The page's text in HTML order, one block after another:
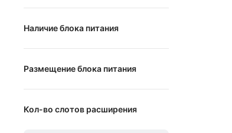
Серверный корпус
Наличие блока питания
Наличие блока питания
Размещение блока питания
горизонтальное
вертикальное
Кол-во слотов расширения